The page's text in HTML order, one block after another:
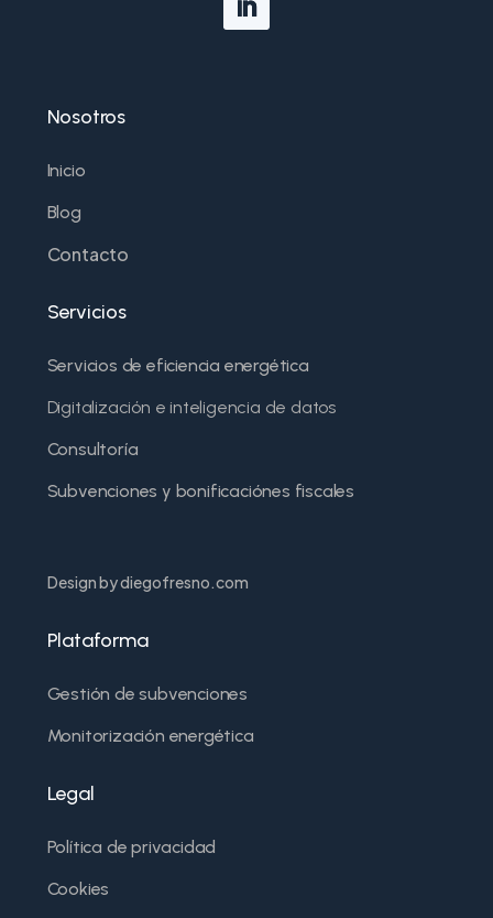
Nosotros
Inicio
Blog
Contacto
Servicios
Servicios de eficiencia energética
Digitalización e inteligencia de datos
Consultoría
Subvenciones y bonificaciónes fiscales
Design by diegofresno.com
Plataforma
Gestión de subvenciones
Monitorización energética
Legal
Política de privacidad
Cookies